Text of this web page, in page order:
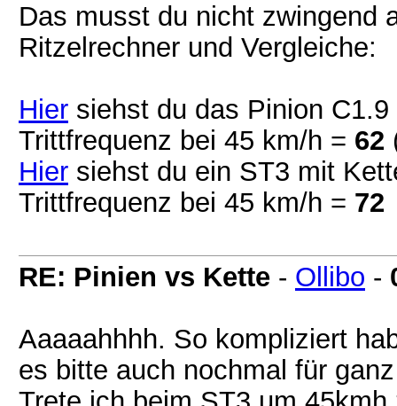
Das musst du nicht zwingend
Ritzelrechner und Vergleiche:
Hier siehst du das Pinion
Trittfrequenz bei 45 km/h = 62
Hier siehst du ein ST3 mit
Trittfrequenz bei 45 km/h = 72
RE: Pinien vs Kette - Ollibo -
Aaaaahhhh. So kompliziert
es bitte auch nochmal für